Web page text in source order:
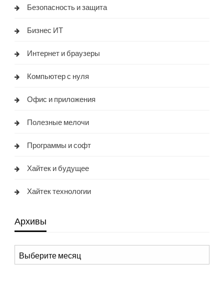
Безопасность и защита
Бизнес ИТ
Интернет и браузеры
Компьютер с нуля
Офис и приложения
Полезные мелочи
Программы и софт
Хайтек и будущее
Хайтек технологии
Архивы
Архивы